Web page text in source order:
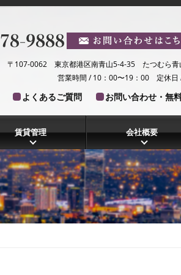
〒107-0062 東京都港区南青山5-4-35 たつむら青
営業時間 / 10：00〜19：00 定休日
よくあるご質問 お問い合わせ・無
賃貸管理 会社概要